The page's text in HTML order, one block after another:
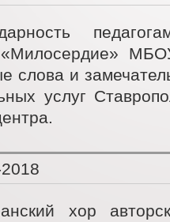
«Милосердие»
слова и
услуг
хор